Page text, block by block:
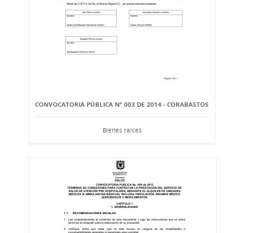
CONVOCATORIA PÚBLICA Nº 003 DE 2014 - CORABASTOS
Bienes raíces